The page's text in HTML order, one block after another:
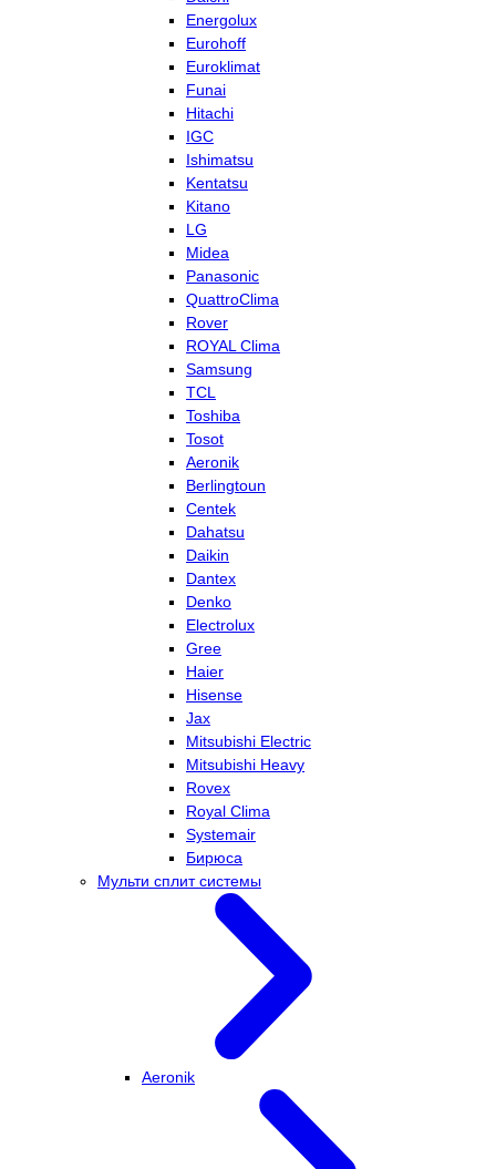
Energolux
Eurohoff
Euroklimat
Funai
Hitachi
IGC
Ishimatsu
Kentatsu
Kitano
LG
Midea
Panasonic
QuattroClima
Rover
ROYAL Clima
Samsung
TCL
Toshiba
Tosot
Aeronik
Berlingtoun
Centek
Dahatsu
Daikin
Dantex
Denko
Electrolux
Gree
Haier
Hisense
Jax
Mitsubishi Electric
Mitsubishi Heavy
Rovex
Royal Clima
Systemair
Бирюса
Мульти сплит системы
Aeronik